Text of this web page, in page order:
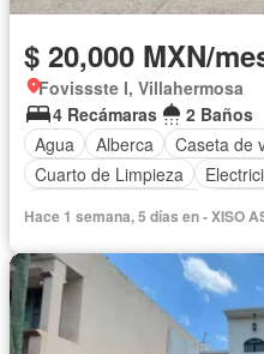
$ 20,000 MXN/
Fovissste I, Villahermosa
4 Recámaras
2 Baños
Agua
Alberca Caseta de
Cuarto de Limpieza
Hace 1 semana, 5 días en - XISO